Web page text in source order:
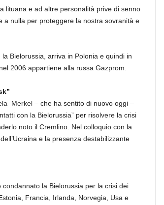
lituana e ad altre personalità prive di senno
nulla per proteggere la nostra sovranità e
Bielorussia, arriva in Polonia e quindi in
2006 appartiene alla russa Gazprom.
Merkel – che ha sentito di nuovo oggi –
con la Bielorussia” per risolvere la crisi
noto il Cremlino. Nel colloquio con la
e la presenza destabilizzante
la Bielorussia per la crisi dei
Francia, Irlanda, Norvegia, Usa e